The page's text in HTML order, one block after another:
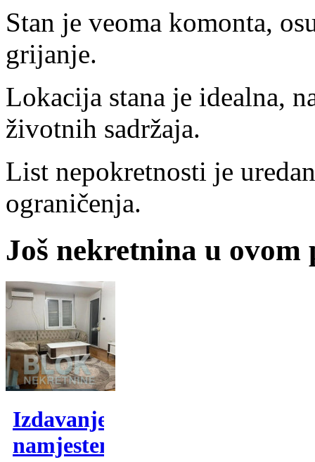
Stan je veoma komonta,
grijanje.
Lokacija stana je idealna,
životnih sadržaja.
List nepokretnosti je
ograničenja.
Još nekretnina u ovom
Izdavanje,
namjesten